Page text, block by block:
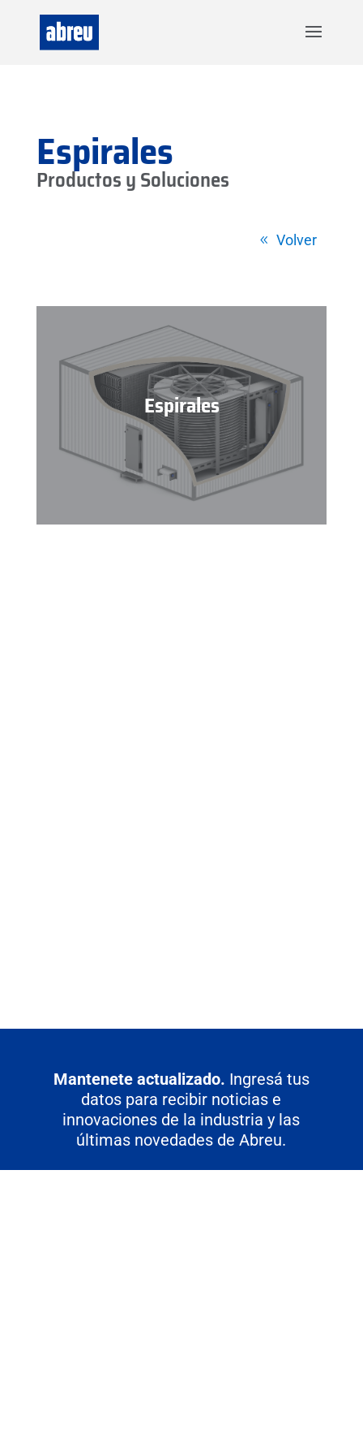
Espirales
Productos y Soluciones
Volver
Espirales
Mantenete actualizado. Ingresá tus
datos para recibir noticias e
innovaciones de la industria y las
últimas novedades de Abreu.